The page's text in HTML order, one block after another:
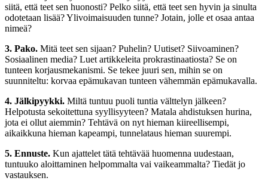
siitä, että teet sen huonosti? Pelko siitä, että teet sen hyvin ja sinulta
odotetaan lisää? Ylivoimaisuuden tunne? Jotain, jolle et osaa antaa
nimeä?
3. Pako. Mitä teet sen sijaan? Puhelin? Uutiset? Siivoaminen?
Sosiaalinen media? Luet artikkeleita prokrastinaatiosta? Se on
tunteen korjausmekanismi. Se tekee juuri sen, mihin se on
suunniteltu: korvaa epämukavan tunteen vähemmän epämukavalla.
4. Jälkipyykki. Miltä tuntuu puoli tuntia välttelyn jälkeen?
Helpotusta sekoitettuna syyllisyyteen? Matala ahdistuksen hurina,
jota ei ollut aiemmin? Tehtävä on nyt hieman kiireellisempi,
aikaikkuna hieman kapeampi, tunnelataus hieman suurempi.
5. Ennuste. Kun ajattelet tätä tehtävää huomenna uudestaan,
tuntuuko aloittaminen helpommalta vai vaikeammalta? Tiedät jo
vastauksen.